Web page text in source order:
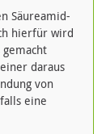
Säureamid-
hierfür wird
daraus
von
eine